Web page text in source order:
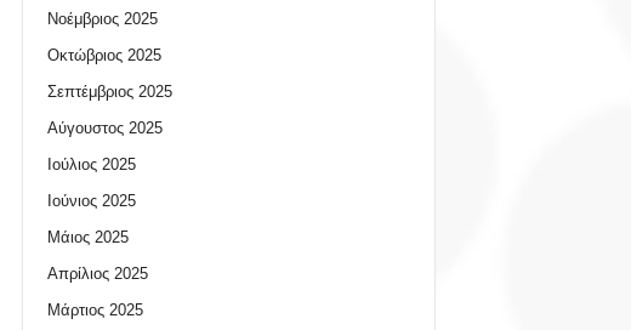
Νοέμβριος 2025
Οκτώβριος 2025
Σεπτέμβριος 2025
Αύγουστος 2025
Ιούλιος 2025
Ιούνιος 2025
Μάιος 2025
Απρίλιος 2025
Μάρτιος 2025